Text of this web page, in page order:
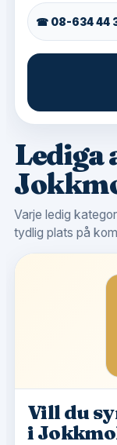
☎ 08-634 44
Lediga
Varje ledig
tydlig plats på
Vill du
i